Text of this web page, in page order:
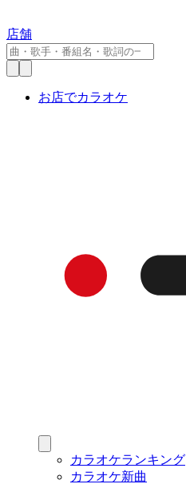
店舗
お店でカラオケ
カラオケランキング
カラオケ新曲